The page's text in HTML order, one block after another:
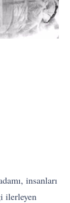
insanları
ilerleyen